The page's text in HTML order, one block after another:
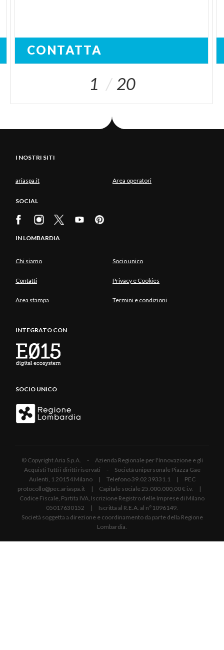
CONTATTA
1 20
I NOSTRI SITI
ariaspa.it Area operatori
SOCIAL
IN LOMBARDIA
Chi siamo Socio unico
Contatti Privacy e Cookies
Area stampa Termini e condizioni
INTEGRATO CON
SOCIO UNICO
© Copyright Aria S.p.A. - Azienda Regionale per l'Innovazione e gli
Acquisti Tutti i diritti riservati - Società unipersonale Piazza Gae
Aulenti, 1 20154 Milano | Telefono 39.02 39331.1 | PEC
protocollo@pec.ariaspa.it | Capitale sociale 25.000.000,00 € i.v. |
Codice Fiscale, Partita IVA, Iscrizione Registro delle Imprese di Milano
05017630152 | Iscritta al R.E.A. al n°1096149.
Società soggetta a direzione e coordinamento da parte della Regione
Lombardia.